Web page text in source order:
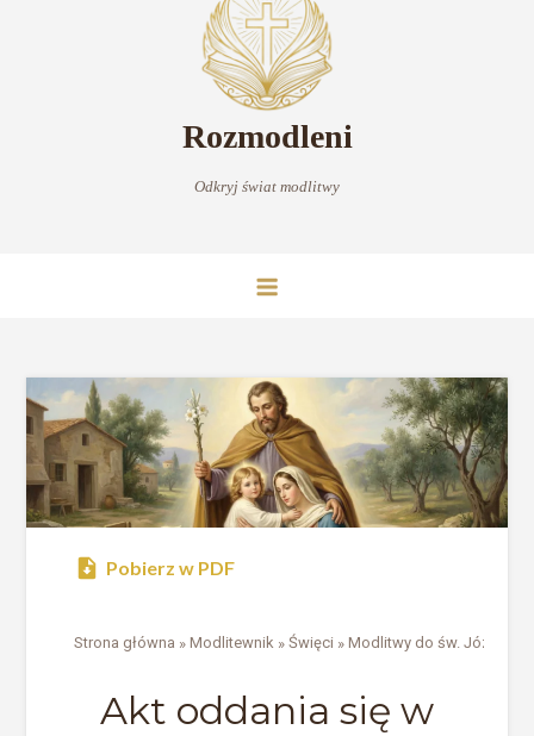
Rozmodleni
Odkryj świat modlitwy
Pobierz w PDF
Strona główna »Modlitewnik »Święci »Modlitwy do św. Józefa
Akt oddania się w